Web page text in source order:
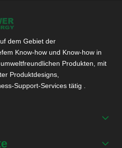
dem Gebiet der
Know-how und Know-how in
Produkten, mit
Produktdesigns,
Support-Services tätig .